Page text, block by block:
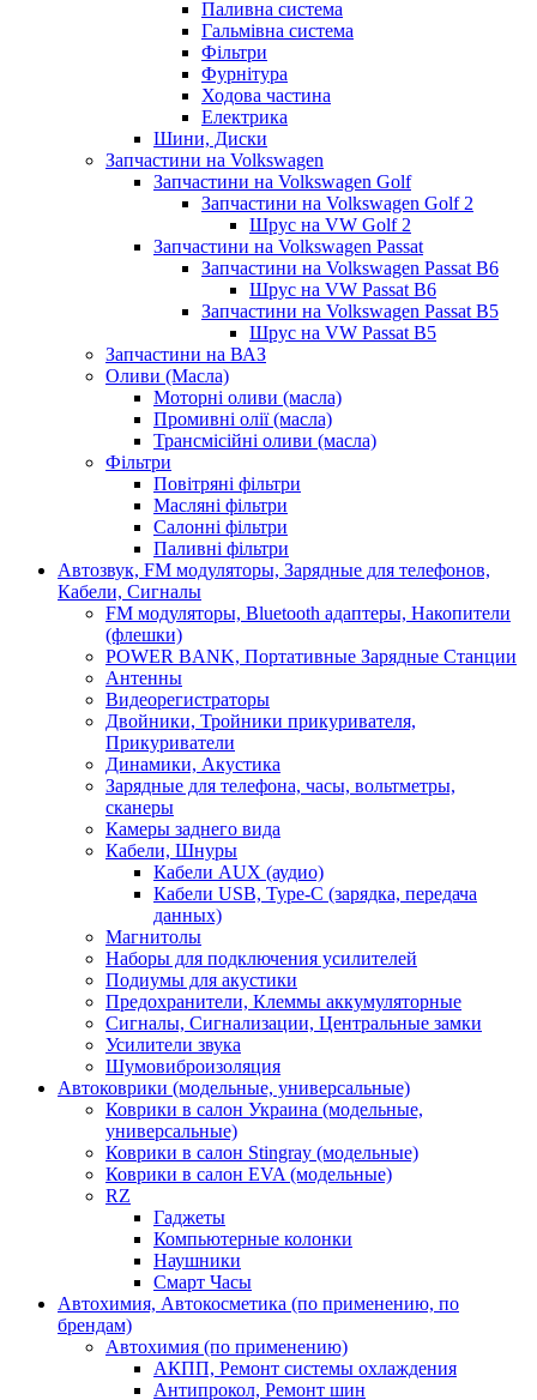
Паливна система
Гальмівна система
Фільтри
Фурнітура
Ходова частина
Електрика
Шини, Диски
Запчастини на Volkswagen
Запчастини на Volkswagen Golf
Запчастини на Volkswagen Golf 2
Шрус на VW Golf 2
Запчастини на Volkswagen Passat
Запчастини на Volkswagen Passat B6
Шрус на VW Passat B6
Запчастини на Volkswagen Passat B5
Шрус на VW Passat B5
Запчастини на ВАЗ
Оливи (Масла)
Моторні оливи (масла)
Промивні олії (масла)
Трансмісійні оливи (масла)
Фільтри
Повітряні фільтри
Масляні фільтри
Салонні фільтри
Паливні фільтри
Автозвук, FM модуляторы, Зарядные для телефонов,
Кабели, Сигналы
FM модуляторы, Bluetooth адаптеры, Накопители
(флешки)
POWER BANK, Портативные Зарядные Станции
Антенны
Видеорегистраторы
Двойники, Тройники прикуривателя,
Прикуриватели
Динамики, Акустика
Зарядные для телефона, часы, вольтметры,
сканеры
Камеры заднего вида
Кабели, Шнуры
Кабели AUX (аудио)
Кабели USB, Type-C (зарядка, передача
данных)
Магнитолы
Наборы для подключения усилителей
Подиумы для акустики
Предохранители, Клеммы аккумуляторные
Сигналы, Сигнализации, Центральные замки
Усилители звука
Шумовиброизоляция
Автоковрики (модельные, универсальные)
Коврики в салон Украина (модельные,
универсальные)
Коврики в салон Stingray (модельные)
Коврики в салон EVA (модельные)
RZ
Гаджеты
Компьютерные колонки
Наушники
Смарт Часы
Автохимия, Автокосметика (по применению, по
брендам)
Автохимия (по применению)
АКПП, Ремонт системы охлаждения
Антипрокол, Ремонт шин